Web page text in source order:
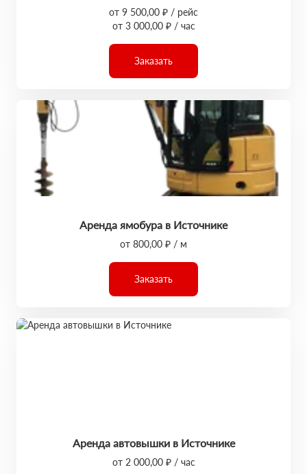
от 9 500,00 ₽ / рейс
от 3 000,00 ₽ / час
Заказать
Аренда ямобура в Источнике
от 800,00 ₽ / м
Заказать
Аренда автовышки в Источнике
от 2 000,00 ₽ / час